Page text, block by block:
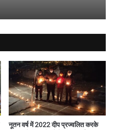
नूतन वर्ष में 2022 दीप प्रज्वलित करके